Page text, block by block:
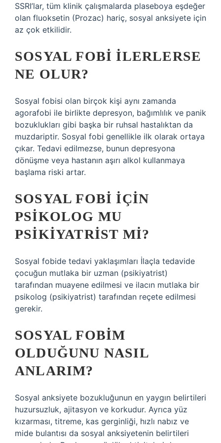
SSRI’lar, tüm klinik çalışmalarda plaseboya eşdeğer
olan fluoksetin (Prozac) hariç, sosyal anksiyete için
az çok etkilidir.
SOSYAL FOBI ILERLERSE
NE OLUR?
Sosyal fobisi olan birçok kişi aynı zamanda
agorafobi ile birlikte depresyon, bağımlılık ve panik
bozuklukları gibi başka bir ruhsal hastalıktan da
muzdariptir. Sosyal fobi genellikle ilk olarak ortaya
çıkar. Tedavi edilmezse, bunun depresyona
dönüşme veya hastanın aşırı alkol kullanmaya
başlama riski artar.
SOSYAL FOBI IÇIN
PSIKOLOG MU
PSIKIYATRIST MI?
Sosyal fobide tedavi yaklaşımları İlaçla tedavide
çocuğun mutlaka bir uzman (psikiyatrist)
tarafından muayene edilmesi ve ilacın mutlaka bir
psikolog (psikiyatrist) tarafından reçete edilmesi
gerekir.
SOSYAL FOBIM
OLDUĞUNU NASIL
ANLARIM?
Sosyal anksiyete bozukluğunun en yaygın belirtileri
huzursuzluk, ajitasyon ve korkudur. Ayrıca yüz
kızarması, titreme, kas gerginliği, hızlı nabız ve
mide bulantısı da sosyal anksiyetenin belirtileri